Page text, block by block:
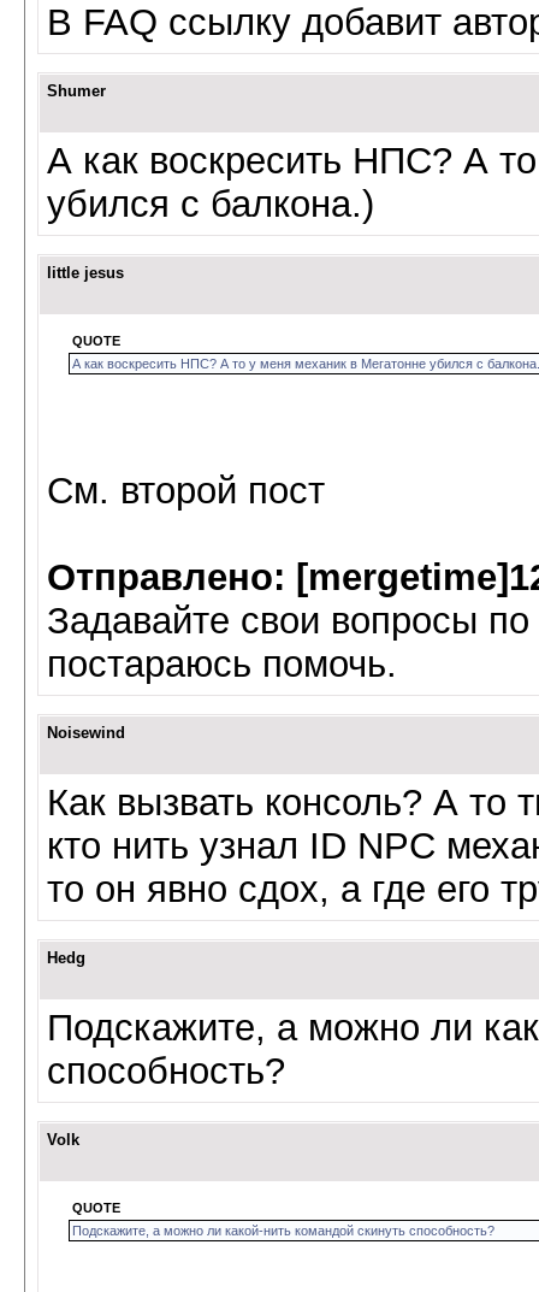
В FAQ ссылку добавит
Shumer
А как воскресить НПС? А
убился с балкона.)
little jesus
QUOTE
А как воскресить НПС? А то у меня механик в Мегатонне убился с
См. второй пост
Отправлено:
Задавайте свои вопросы
постараюсь помочь.
Noisewind
Как вызвать консоль? А
кто нить узнал ID NPC
то он явно сдох, а где его
Hedg
Подскажите, а можно ли
способность?
Volk
QUOTE
Подскажите, а можно ли какой-нить командой скинуть способность?